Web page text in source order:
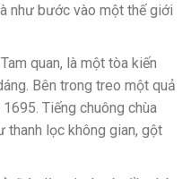
như bước vào một thế giới
quan, là một tòa kiến
Bên trong treo một quả
Tiếng chuông chùa
thanh lọc không gian, gột